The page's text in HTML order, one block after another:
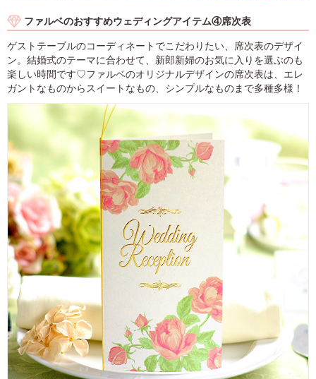
ファルベのおすすめウェディングアイテム④席次表
ゲストテーブルのコーディネートでこだわりたい、席次表のデザイ
ン。結婚式のテーマに合わせて、新郎新婦のお気に入りを選ぶのも
楽しい時間です♡ファルベのオリジナルデザインの席次表は、エレ
ガントなものからスイートなもの、シンプルなものまで多種多様！